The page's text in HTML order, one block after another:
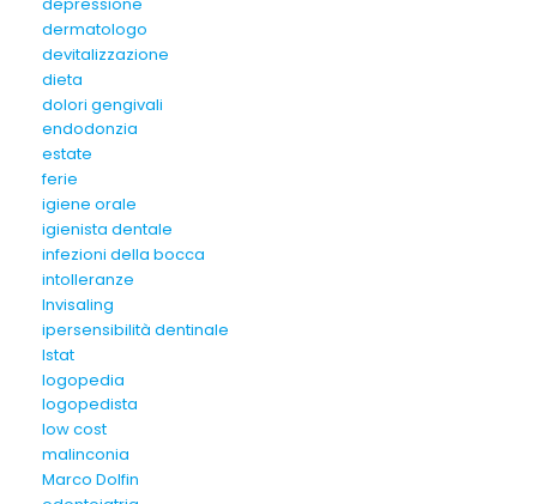
dermatologo
devitalizzazione
dieta
dolori gengivali
endodonzia
estate
ferie
igiene orale
igienista dentale
infezioni della bocca
intolleranze
Invisaling
ipersensibilità dentinale
Istat
logopedia
logopedista
low cost
malinconia
Marco Dolfin